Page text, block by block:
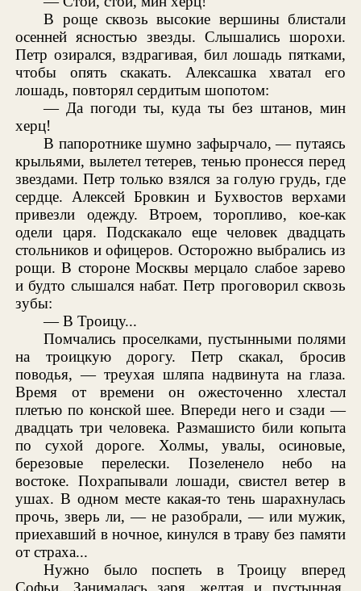
В роще сквозь высокие вершины блистали
осенней ясностью звезды. Слышались шорохи.
Петр озирался, вздрагивая, бил лошадь пятками,
чтобы опять скакать. Алексашка хватал его
лошадь, повторял сердитым шопотом:
— Да погоди ты, куда ты без штанов, мин
херц!
В папоротнике шумно зафырчало, — путаясь
крыльями, вылетел тетерев, тенью пронесся перед
звездами. Петр только взялся за голую грудь, где
сердце. Алексей Бровкин и Бухвостов верхами
привезли одежду. Втроем, торопливо, кое-как
одели царя. Подскакало еще человек двадцать
стольников и офицеров. Осторожно выбрались из
рощи. В стороне Москвы мерцало слабое зарево
и будто слышался набат. Петр проговорил сквозь
зубы:
— В Троицу...
Помчались проселками, пустынными полями
на троицкую дорогу. Петр скакал, бросив
поводья, — треухая шляпа надвинута на глаза.
Время от времени он ожесточенно хлестал
плетью по конской шее. Впереди него и сзади —
двадцать три человека. Размашисто били копыта
по сухой дороге. Холмы, увалы, осиновые,
березовые перелески. Позеленело небо на
востоке. Похрапывали лошади, свистел ветер в
ушах. В одном месте какая-то тень шарахнулась
прочь, зверь ли, — не разобрали, — или мужик,
приехавший в ночное, кинулся в траву без памяти
от страха...
Нужно было поспеть в Троицу вперед
Софьи. Занималась заря, желтая и пустынная.